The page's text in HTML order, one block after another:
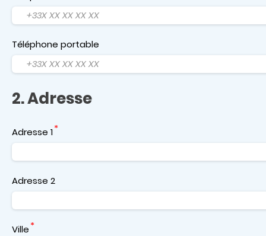
Téléphone portable
2. Adresse
Ville
Adresse 1
Adresse 2